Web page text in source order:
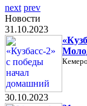
next prev
Новости
31.10.2023
30.10.2023